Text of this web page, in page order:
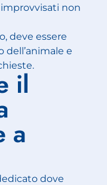
non
deve essere
dell’animale e
il
a
dove